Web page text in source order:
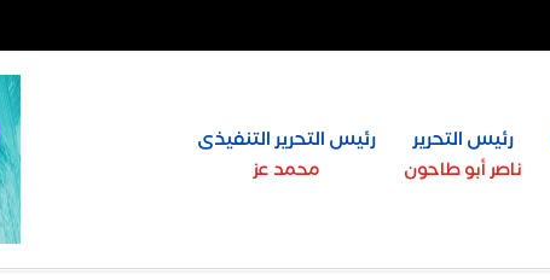
رئيس التحرير
ناصر أبو طاحون
رئيس التحرير التنفيذى
محمد عز